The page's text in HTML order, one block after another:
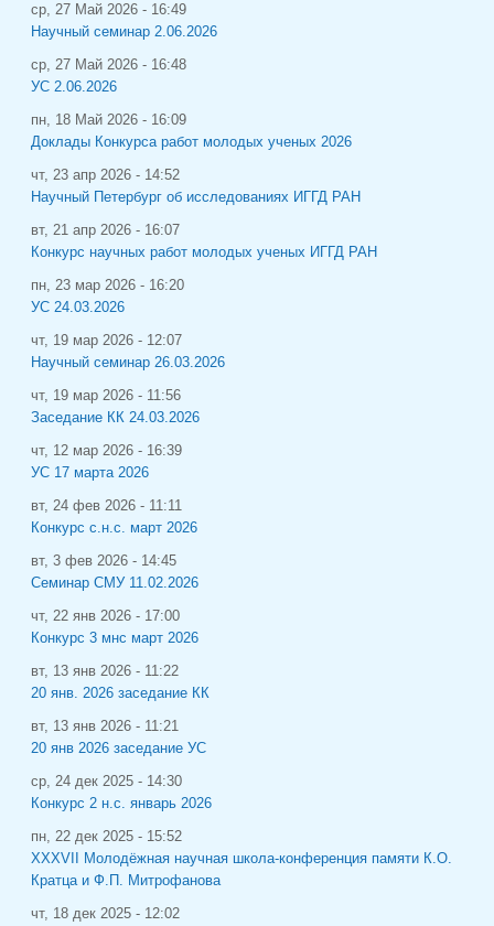
ср, 27 Май 2026 - 16:49
Научный семинар 2.06.2026
ср, 27 Май 2026 - 16:48
УС 2.06.2026
пн, 18 Май 2026 - 16:09
Доклады Конкурса работ молодых ученых 2026
чт, 23 апр 2026 - 14:52
Научный Петербург об исследованиях ИГГД РАН
вт, 21 апр 2026 - 16:07
Конкурс научных работ молодых ученых ИГГД РАН
пн, 23 мар 2026 - 16:20
УС 24.03.2026
чт, 19 мар 2026 - 12:07
Научный семинар 26.03.2026
чт, 19 мар 2026 - 11:56
Заседание КК 24.03.2026
чт, 12 мар 2026 - 16:39
УС 17 марта 2026
вт, 24 фев 2026 - 11:11
Конкурс с.н.с. март 2026
вт, 3 фев 2026 - 14:45
Семинар СМУ 11.02.2026
чт, 22 янв 2026 - 17:00
Конкурс 3 мнс март 2026
вт, 13 янв 2026 - 11:22
20 янв. 2026 заседание КК
вт, 13 янв 2026 - 11:21
20 янв 2026 заседание УС
ср, 24 дек 2025 - 14:30
Конкурс 2 н.с. январь 2026
пн, 22 дек 2025 - 15:52
XXXVII Молодёжная научная школа-конференция памяти К.О.
Кратца и Ф.П. Митрофанова
чт, 18 дек 2025 - 12:02